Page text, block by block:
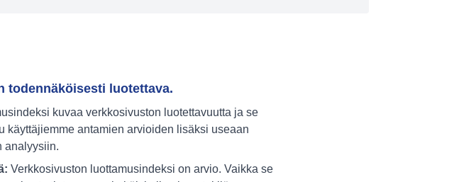
todennäköisesti luotettava.
kuvaa verkkosivuston luotettavuutta ja se
käyttäjiemme antamien arvioiden lisäksi useaan
analyysiin.
Verkkosivuston luottamusindeksi on arvio. Vaikka se